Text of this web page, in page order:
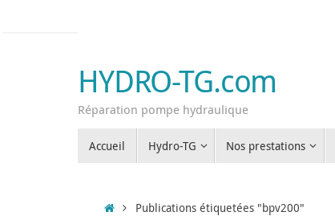
HYDRO-TG.com
Réparation pompe hydraulique
Accueil Hydro-TG Nos prestations
AccueilPublications étiquetées "bpv200"